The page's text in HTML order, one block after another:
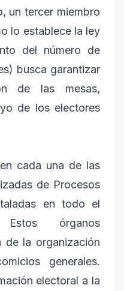
un tercer miembro
lo establece la ley
del número de
busca garantizar
de las mesas,
de los electores
cada una de las
de Procesos
en todo el
órganos
de la organización
generales.
electoral a la